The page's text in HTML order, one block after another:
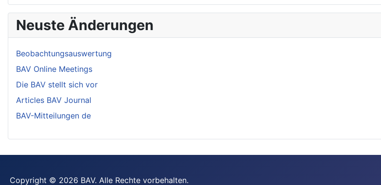
Neuste Änderungen
Beobachtungsauswertung
BAV Online Meetings
Die BAV stellt sich vor
Articles BAV Journal
BAV-Mitteilungen de
Copyright © 2026 BAV. Alle Rechte vorbehalten.